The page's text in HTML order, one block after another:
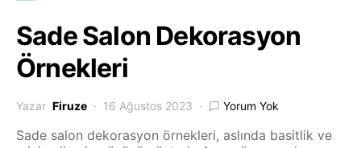
Sade Salon Dekorasyon
Örnekleri
Yazar Firuze 16 Ağustos 2023 Yorum Yok
Sade salon dekorasyon örnekleri, aslında basitlik ve